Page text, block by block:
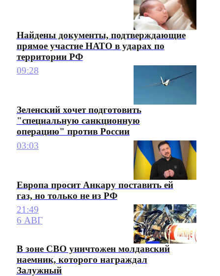
Найдены документы, подтверждающие
прямое участие НАТО в ударах по
территории РФ
09:28
Зеленский хочет подготовить
"специальную санкционную
операцию" против России
03:03
Европа просит Анкару поставить ей
газ, но только не из РФ
21:49
6 АВГ
В зоне СВО уничтожен молдавский
наемник, которого награждал
Залужный